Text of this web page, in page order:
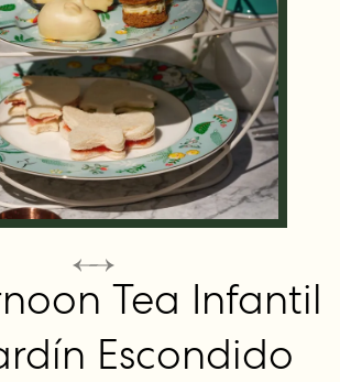
Tea Infantil
Escondido